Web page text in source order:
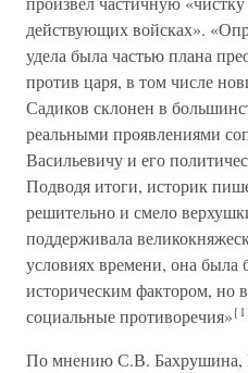
действующих войсках».
удела была частью плана
против царя, в том числе
Садиков склонен в
реальными проявлениями
Васильевичу и его
Подводя итоги, историк
решительно и смело
поддерживала
условиях времени, она была
историческим фактором, но
социальные противоречия»
По мнению С.В. Бахрушина,